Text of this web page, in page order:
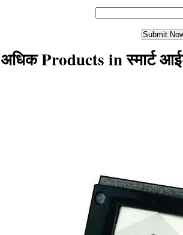
अधिक Products in स्मार्ट